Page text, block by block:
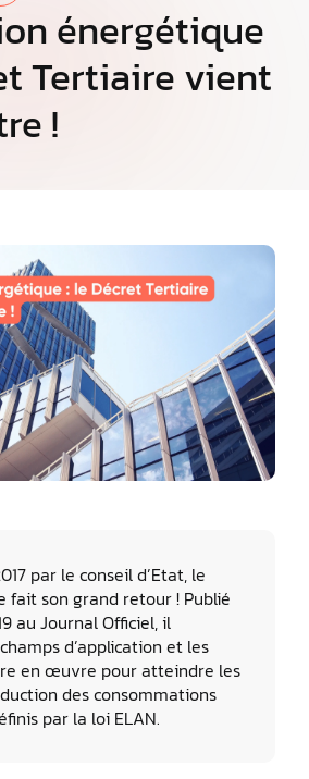
énergétique
Tertiaire vient
!
par le conseil d’Etat, le
son grand retour ! Publié
au Journal Officiel, il
d’application et les
en œuvre pour atteindre les
des consommations
par la loi ELAN.